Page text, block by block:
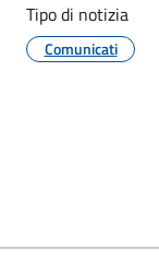
Tipo di notizia
Comunicati